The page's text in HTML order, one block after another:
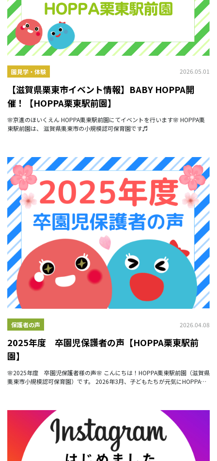
園見学・体験 2026.05.01
【滋賀県栗東市イベント情報】BABY HOPPA開
催！【HOPPA栗東駅前園】
🌸京進のほいくえん HOPPA栗東駅前園にてイベントを行います🌸 HOPPA栗
東駅前園は、 滋賀県栗東市の小規模認可保育園です♬
保護者の声 2026.04.08
2025年度 卒園児保護者の声【HOPPA栗東駅前
園】
🌸2025年度 卒園児保護者様の声🌸 こんにちは！HOPPA栗東駅前園（滋賀県
栗東市小規模認可保育園）です。 2026年3月、子どもたちが元気にHOPPAを